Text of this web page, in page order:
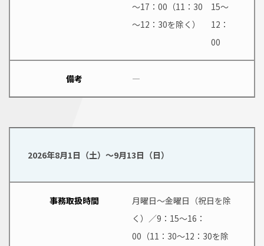
～17：00（11：30
～12：30を除く）
15～
12：
00
備考 ―
2026年8月1日（土）～9月13日（日）
事務取扱時間
月曜日～金曜日（祝日を除
く）／9：15～16：
00（11：30～12：30を除